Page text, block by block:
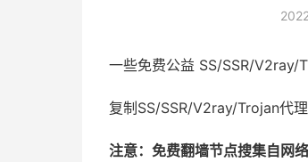
一些免费公益 SS/SSR/V2ray/
复制SS/SSR/V2ray/Trojan代
注意：免费翻墙节点搜集自网